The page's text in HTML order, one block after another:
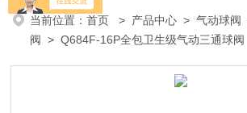
当前位置：首页 > 产品中心 >气动球阀
阀 > Q684F-16P全包卫生级气动三通球阀